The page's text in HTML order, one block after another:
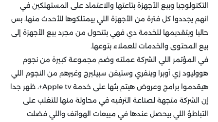
التكنولوجيا وبيع الأجهزة بتاعتها والاعتماد على المستهلكين في
انهم يجددوا كل فترة من الأجهزة اللي بيمتلكوها للأحدث منها، بس
حاليا وبتقديمها للخدمة دي فهي بتتحول من مجرد بيع الأجهزة إلى
بيع المحتوى والخدمات للعملاء بتوعها.
في المؤتمر اللي الشركة عملته وضم مجموعة كبيرة من نجوم
هووليود زي أوبرا وينفري وستيفن سبيلبرج وغيرهم من النجوم اللي
هيقدموا برامج وعروض هيتم بثها على خدمة Apple tv+، ظهر جدا
إن الشركة متجهة لصناعة الترفيه في محاولة منها للتغلب على
التباطؤ اللي بيحصل عندها في مبيعات الهواتف واللي فضلت